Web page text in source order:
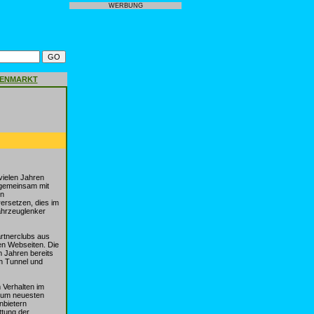
Jahren
mit
dies im
aus
Webseiten. Die
Jahren bereits
Tunnel und
im
neuesten
der
WERBUNG